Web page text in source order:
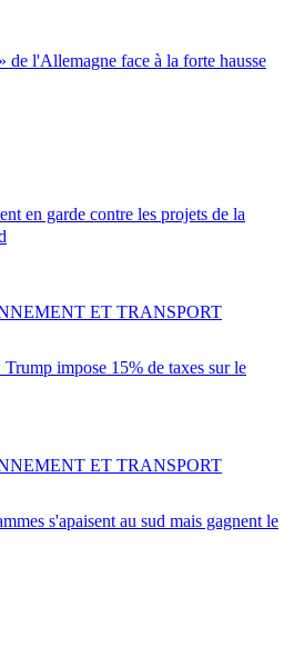
de l'Allemagne face à la forte hausse
en garde contre les projets de la
Trump impose 15% de taxes sur le
ET TRANSPORT
s'apaisent au sud mais gagnent le
ET TRANSPORT